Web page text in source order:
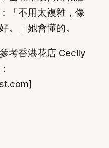
「不用太複雜，像
。」她會懂的。
考香港花店 Cecily